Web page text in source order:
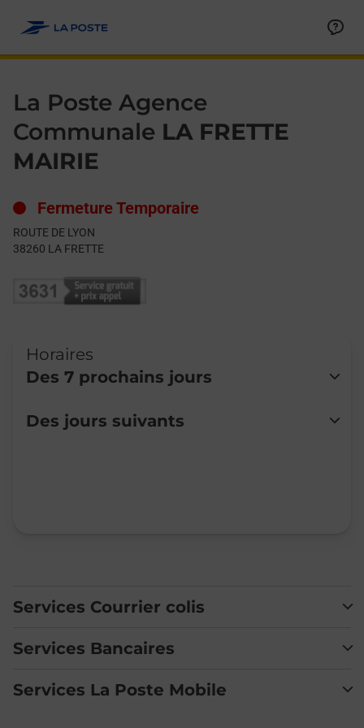
La Poste Agence
Communale LA FRETTE
MAIRIE
Fermeture Temporaire
ROUTE DE LYON
38260 LA FRETTE
Horaires
Des 7 prochains jours
Lundi
Fermé
Des jours suivants
Services Courrier colis
Services Bancaires
Services La Poste Mobile